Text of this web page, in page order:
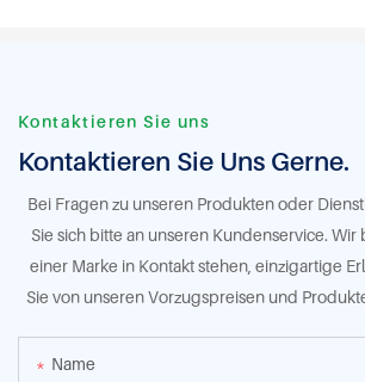
Kontaktieren Sie uns
Kontaktieren Sie Uns Gerne.
Bei Fragen zu unseren Produkten oder
Sie sich bitte an unseren Kundenservice. Wir
einer Marke in Kontakt stehen, einzigartige
Sie von unseren Vorzugspreisen und
Name